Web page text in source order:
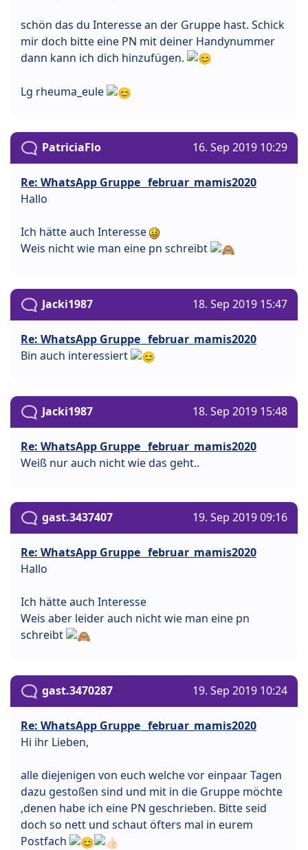
schön das du Interesse an der Gruppe hast. Schick
mir doch bitte eine PN mit deiner Handynummer
dann kann ich dich hinzufügen.
Lg rheuma_eule
PatriciaFlo 16. Sep 2019 10:29
Re: WhatsApp Gruppe _februar_mamis2020
Hallo
Ich hätte auch Interesse
Weis nicht wie man eine pn schreibt
Jacki1987 18. Sep 2019 15:47
Re: WhatsApp Gruppe _februar_mamis2020
Bin auch interessiert
Jacki1987 18. Sep 2019 15:48
Re: WhatsApp Gruppe _februar_mamis2020
Weiß nur auch nicht wie das geht..
gast.3437407 19. Sep 2019 09:16
Re: WhatsApp Gruppe _februar_mamis2020
Hallo
Ich hätte auch Interesse
Weis aber leider auch nicht wie man eine pn
schreibt
gast.3470287 19. Sep 2019 10:24
Re: WhatsApp Gruppe _februar_mamis2020
Hi ihr Lieben,
alle diejenigen von euch welche vor einpaar Tagen
dazu gestoßen sind und mit in die Gruppe möchte
,denen habe ich eine PN geschrieben. Bitte seid
doch so nett und schaut öfters mal in eurem
Postfach